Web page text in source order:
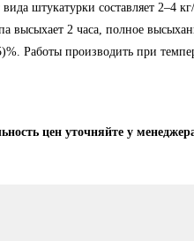
штукатурки составляет 2–4
2 часа, полное
Работы производить при
цен уточняйте у